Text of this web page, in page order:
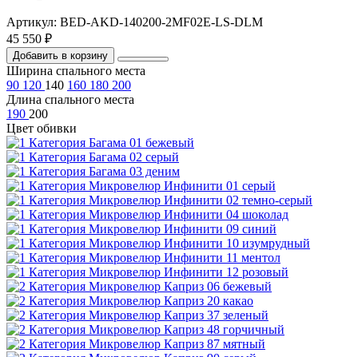
Артикул: BED-AKD-140200-2MF02E-LS-DLM
45 550 ₽
Добавить в корзину
Ширина спального места
90 120 140 160 180 200
Длина спального места
190 200
Цвет обивки